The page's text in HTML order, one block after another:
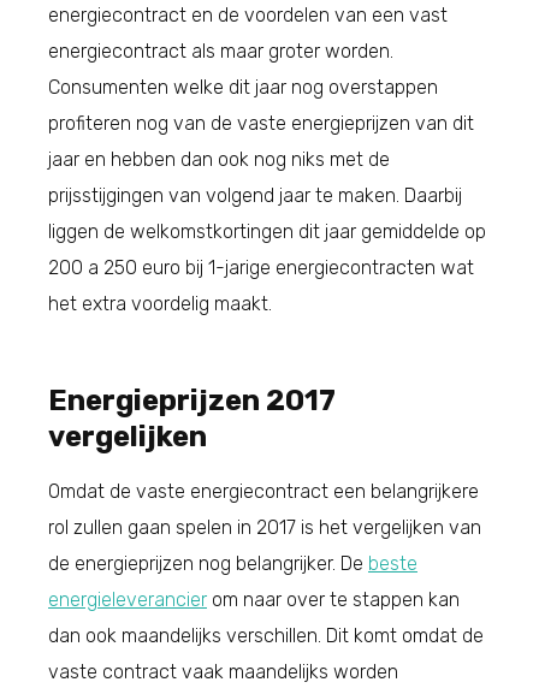
energiecontract en de voordelen van een vast
energiecontract als maar groter worden.
Consumenten welke dit jaar nog overstappen
profiteren nog van de vaste energieprijzen van dit
jaar en hebben dan ook nog niks met de
prijsstijgingen van volgend jaar te maken. Daarbij
liggen de welkomstkortingen dit jaar gemiddelde op
200 a 250 euro bij 1-jarige energiecontracten wat
het extra voordelig maakt.
Energieprijzen 2017
vergelijken
Omdat de vaste energiecontract een belangrijkere
rol zullen gaan spelen in 2017 is het vergelijken van
de energieprijzen nog belangrijker. De beste
energieleverancier om naar over te stappen kan
dan ook maandelijks verschillen. Dit komt omdat de
vaste contract vaak maandelijks worden